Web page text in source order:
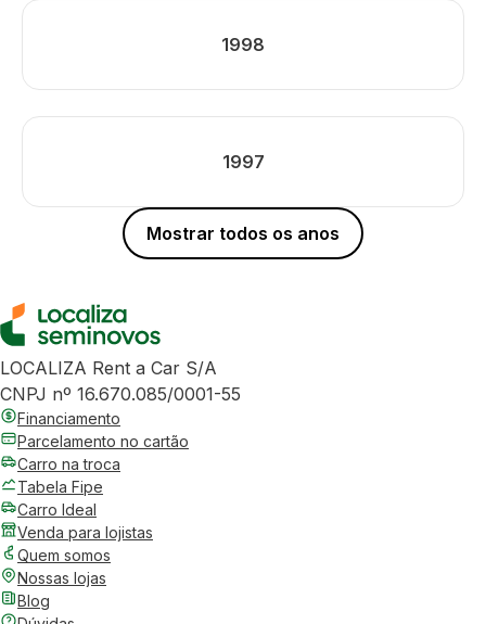
1998
1997
Mostrar todos os anos
LOCALIZA Rent a Car S/A
CNPJ nº 16.670.085/0001-55
Financiamento
Parcelamento no cartão
Carro na troca
Tabela Fipe
Carro Ideal
Venda para lojistas
Quem somos
Nossas lojas
Blog